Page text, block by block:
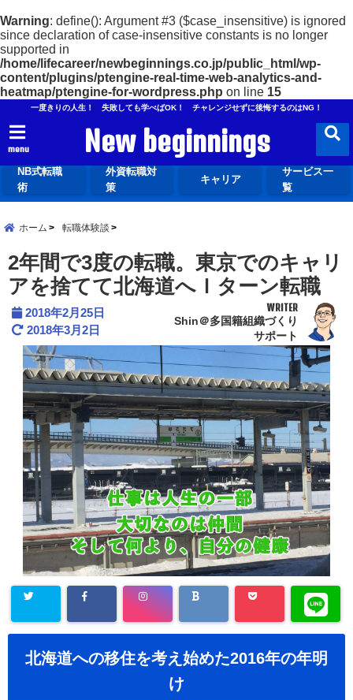
Warning: define(): Argument #3 ($case_insensitive) is ignored
since declaration of case-insensitive constants is no longer
supported in
/home/lifecareer/newbeginnings.co.jp/public_html/wp-
content/plugins/ptengine-real-time-web-analytics-and-
heatmap/ptengine-for-wordpress.php on line 15
一度きりの人生！ 失敗しても学べばOK！ チャレンジせずに後悔するのはNG！
menu New beginnings
NB式転職
術
外資転職対
策
キャリア
サービス一
覧
ホーム 転職体験談
2年間で3度の転職。東京でのキャリ
アを捨てて北海道へＩターン転職
2018年2月25日
2018年3月2日
WRITER
Shin＠多国籍組織づくり
サポート
北海道への移住を考え始めた2016年の年明
け